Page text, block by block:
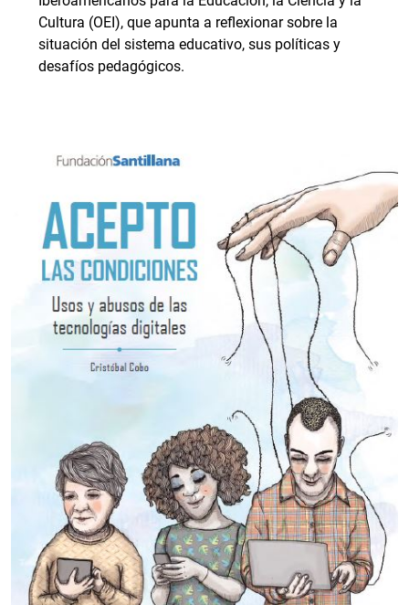
Cultura (OEI), que apunta a reflexionar sobre la
situación del sistema educativo, sus políticas y
desafíos pedagógicos.